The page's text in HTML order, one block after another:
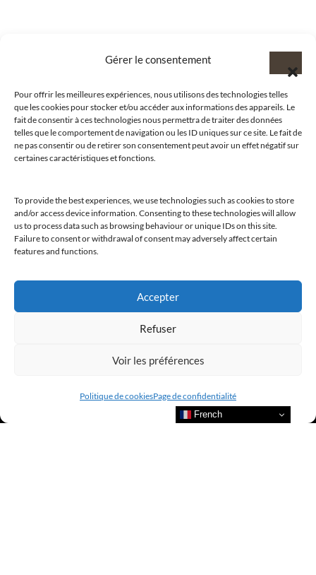
Gérer le consentement
Pour offrir les meilleures expériences, nous utilisons des technologies telles
que les cookies pour stocker et/ou accéder aux informations des appareils. Le
fait de consentir à ces technologies nous permettra de traiter des données
telles que le comportement de navigation ou les ID uniques sur ce site. Le fait de
ne pas consentir ou de retirer son consentement peut avoir un effet négatif sur
certaines caractéristiques et fonctions.
To provide the best experiences, we use technologies such as cookies to store
and/or access device information. Consenting to these technologies will allow
us to process data such as browsing behaviour or unique IDs on this site.
Failure to consent or withdrawal of consent may adversely affect certain
features and functions.
Accepter
Refuser
Voir les préférences
Politique de cookiesPage de confidentialité
@clubamilcar
French